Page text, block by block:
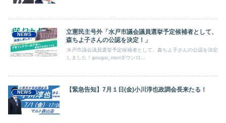
NEWS
立憲民主号外「水戸市議会議員選挙予定候補者として、
森ちよ子さんの公認を決定！」
水戸市議会議員選挙予定候補者として、森ちよ子さんの公認を決定
しました！gougai_moriダウンロ...
NEWS 【緊急告知】7月１日(金)小川淳也政調会長来たる！